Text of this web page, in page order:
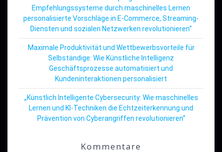
Empfehlungssysteme durch maschinelles Lernen
personalisierte Vorschläge in E-Commerce, Streaming-
Diensten und sozialen Netzwerken revolutionieren“
Maximale Produktivität und Wettbewerbsvorteile für
Selbständige: Wie Künstliche Intelligenz
Geschäftsprozesse automatisiert und
Kundeninteraktionen personalisiert
„Künstlich Intelligente Cybersecurity: Wie maschinelles
Lernen und KI-Techniken die Echtzeiterkennung und
Prävention von Cyberangriffen revolutionieren“
Kommentare